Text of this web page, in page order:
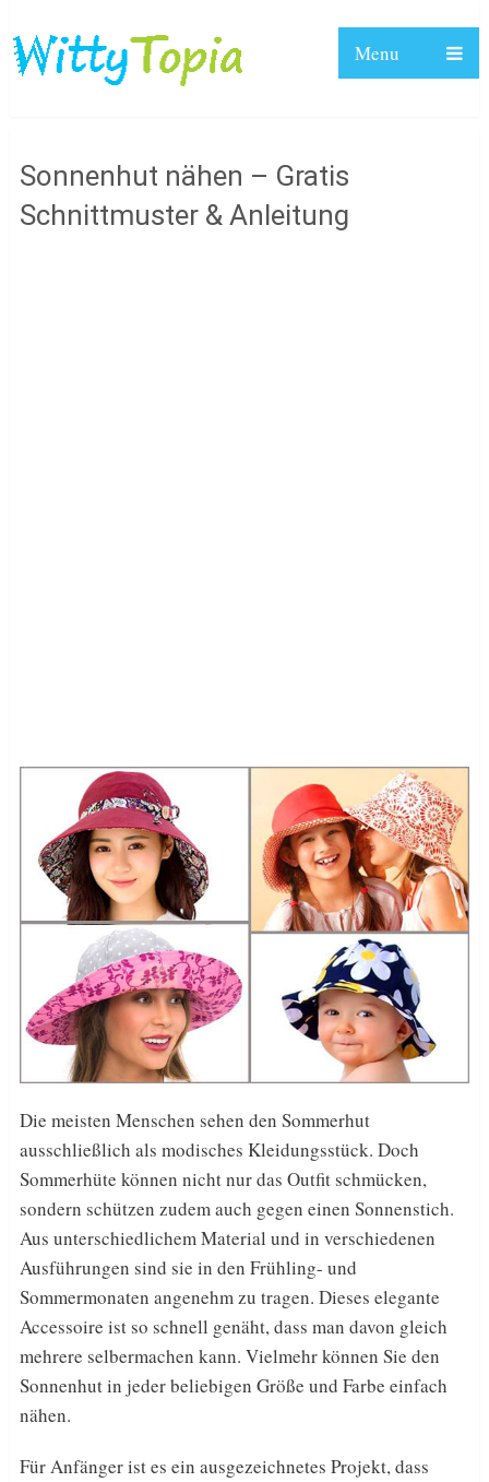
Menu
Sonnenhut nähen – Gratis
Schnittmuster & Anleitung
Die meisten Menschen sehen den Sommerhut
ausschließlich als modisches Kleidungsstück. Doch
Sommerhüte können nicht nur das Outfit schmücken,
sondern schützen zudem auch gegen einen Sonnenstich.
Aus unterschiedlichem Material und in verschiedenen
Ausführungen sind sie in den Frühling- und
Sommermonaten angenehm zu tragen. Dieses elegante
Accessoire ist so schnell genäht, dass man davon gleich
mehrere selbermachen kann. Vielmehr können Sie den
Sonnenhut in jeder beliebigen Größe und Farbe einfach
nähen.
Für Anfänger ist es ein ausgezeichnetes Projekt, dass